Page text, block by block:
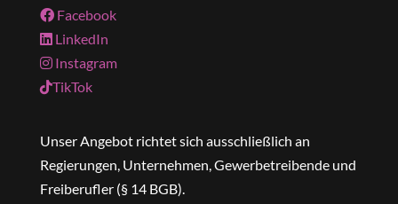
Facebook
LinkedIn
Instagram
TikTok
Unser Angebot richtet sich ausschließlich an
Regierungen, Unternehmen, Gewerbetreibende und
Freiberufler (§ 14 BGB).